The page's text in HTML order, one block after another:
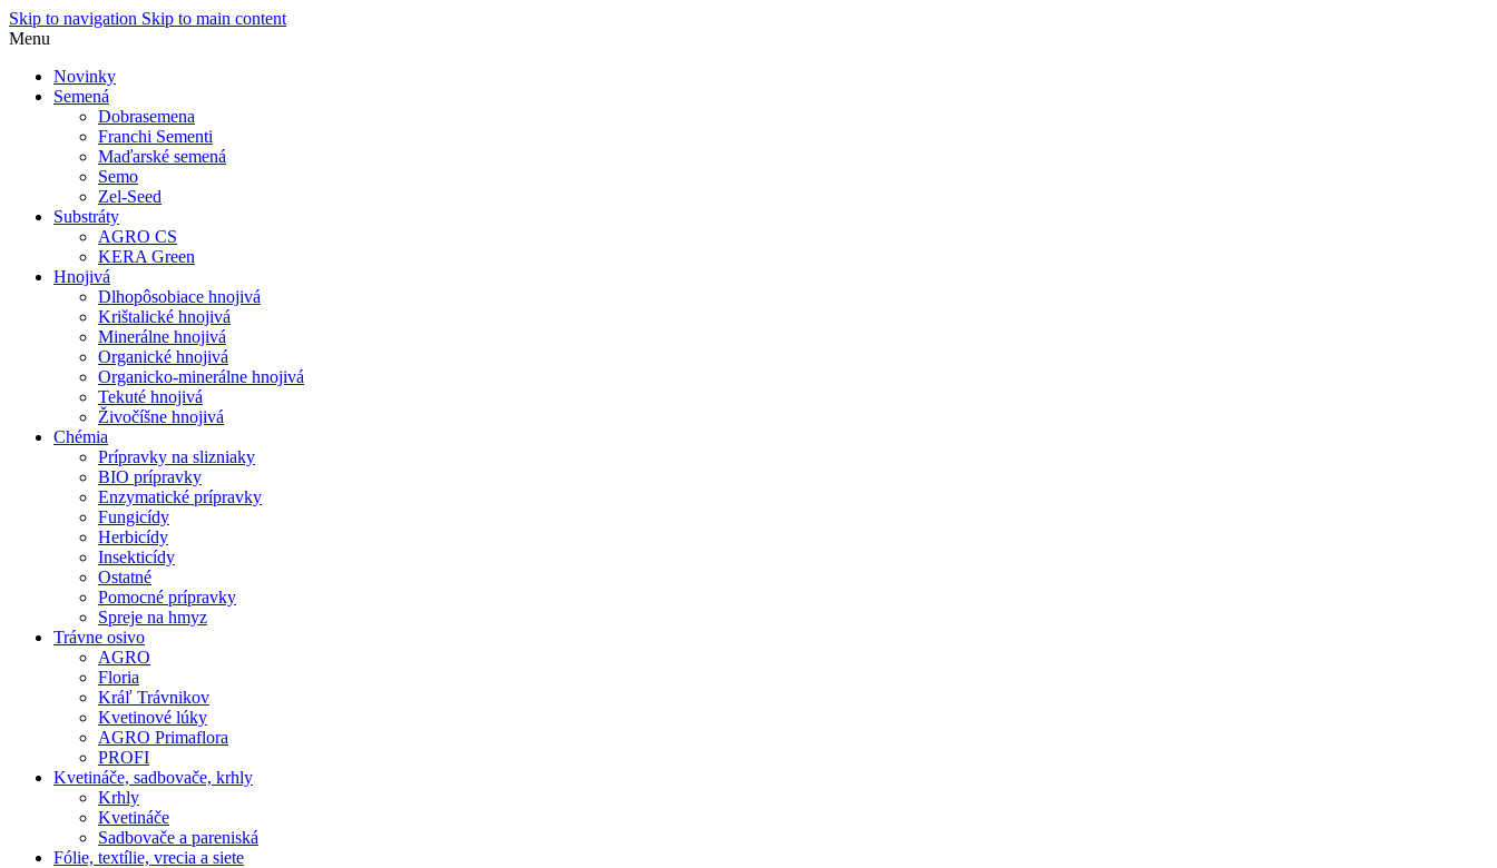
Skip to navigation Skip to main content
Menu
Novinky
Semená
Dobrasemena
Franchi Sementi
Maďarské semená
Semo
Zel-Seed
Substráty
AGRO CS
KERA Green
Hnojivá
Dlhopôsobiace hnojivá
Krištalické hnojivá
Minerálne hnojivá
Organické hnojivá
Organicko-minerálne hnojivá
Tekuté hnojivá
Živočíšne hnojivá
Chémia
Prípravky na slizniaky
BIO prípravky
Enzymatické prípravky
Fungicídy
Herbicídy
Insekticídy
Ostatné
Pomocné prípravky
Spreje na hmyz
Trávne osivo
AGRO
Floria
Kráľ Trávnikov
Kvetinové lúky
AGRO Primaflora
PROFI
Kvetináče, sadbovače, krhly
Krhly
Kvetináče
Sadbovače a pareniská
Fólie, textílie, vrecia a siete